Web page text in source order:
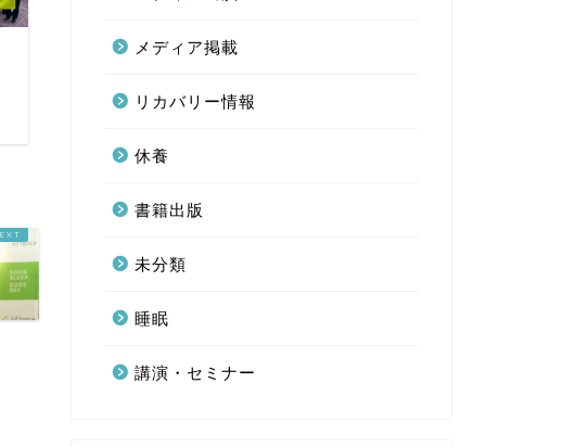
「休むことの重要性について」
メディア掲載
リカバリー情報
休養
書籍出版
未分類
睡眠
講演・セミナー